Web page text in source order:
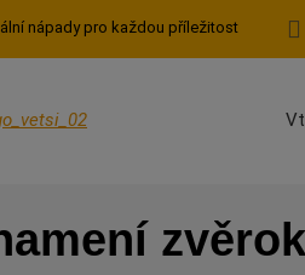
nápady pro každou příležitost